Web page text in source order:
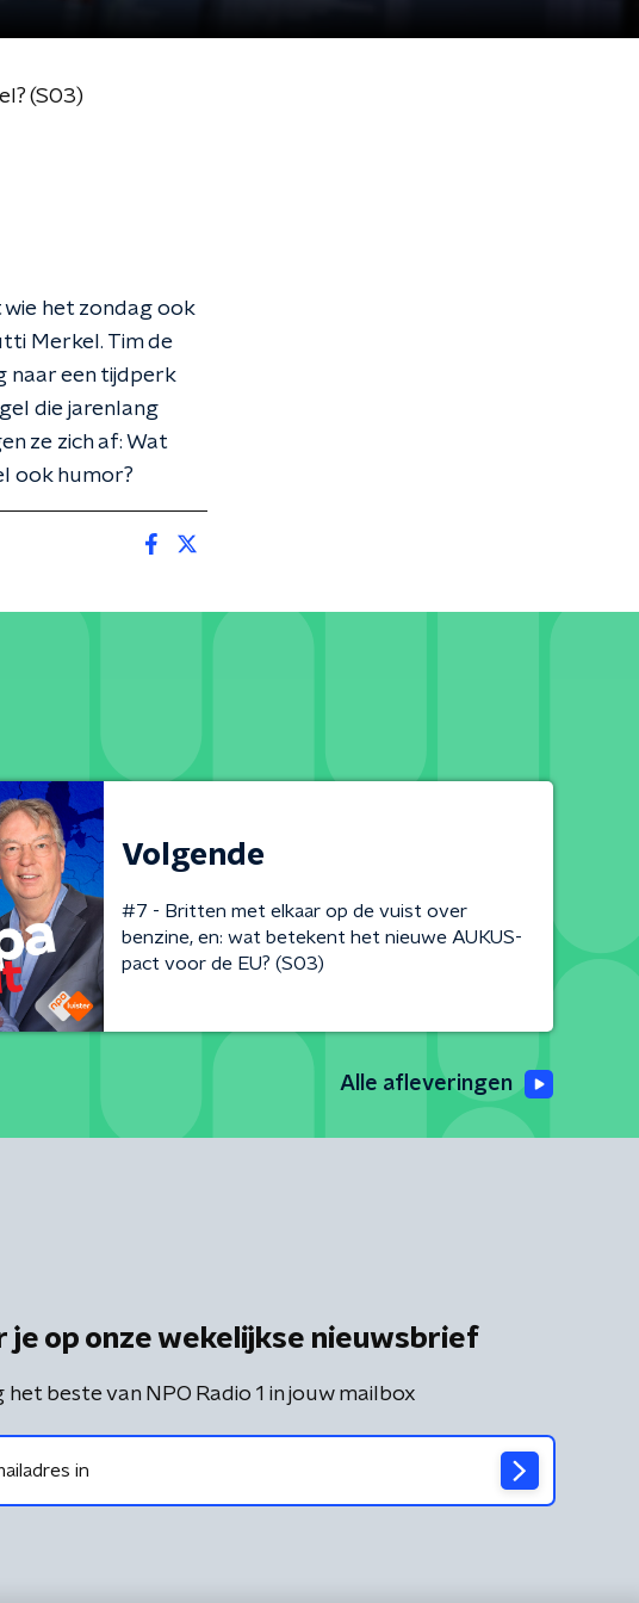
(S03)
wie het zondag ook
Merkel. Tim de
naar een tijdperk
die jarenlang
ze zich af: Wat
ook humor?
Volgende
#7 - Britten met elkaar op de vuist over
benzine, en: wat betekent het nieuwe AUKUS-
pact voor de EU? (S03)
Alle afleveringen
je op onze wekelijkse nieuwsbrief
het beste van NPO Radio 1 in jouw mailbox